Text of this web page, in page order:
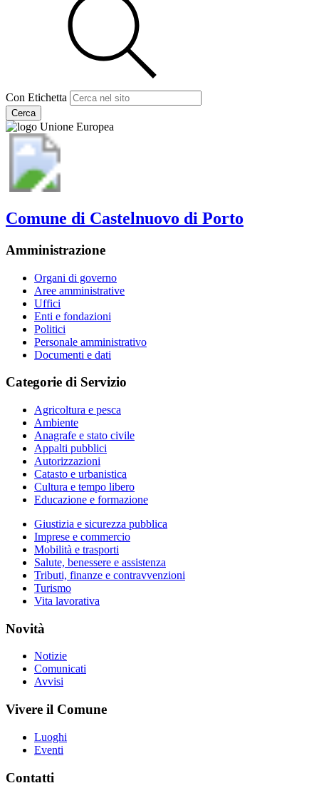
Con Etichetta
Cerca
Comune di Castelnuovo di Porto
Amministrazione
Organi di governo
Aree amministrative
Uffici
Enti e fondazioni
Politici
Personale amministrativo
Documenti e dati
Categorie di Servizio
Agricoltura e pesca
Ambiente
Anagrafe e stato civile
Appalti pubblici
Autorizzazioni
Catasto e urbanistica
Cultura e tempo libero
Educazione e formazione
Giustizia e sicurezza pubblica
Imprese e commercio
Mobilità e trasporti
Salute, benessere e assistenza
Tributi, finanze e contravvenzioni
Turismo
Vita lavorativa
Novità
Notizie
Comunicati
Avvisi
Vivere il Comune
Luoghi
Eventi
Contatti